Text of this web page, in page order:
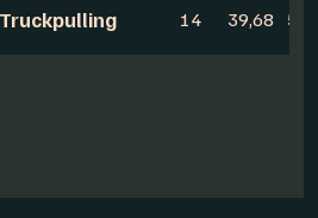
14 39,68